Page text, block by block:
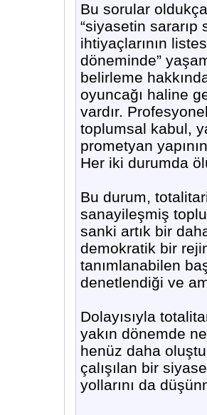
Bu sorular
“siyasetin
ihtiyaçlarının
döneminde”
belirleme
oyuncağı haline
vardır.
toplumsal kabul,
prometyan
Her iki durumda
Bu durum,
sanayileşmiş
sanki artık bir
demokratik bir
tanımlanabilen
denetlendiği ve
Dolayısıyla
yakın dönemde
henüz daha
çalışılan bir
yollarını da